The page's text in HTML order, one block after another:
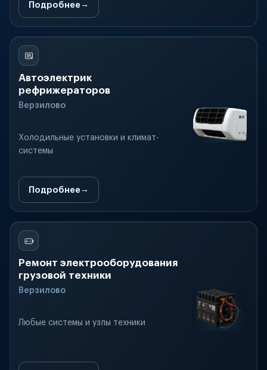
Подробнее
Автоэлектрик
рефрижераторов
Верзилово
Холодильные установки и климат-
системы
Подробнее
Ремонт электрооборудования
грузовой техники
Верзилово
Любые системы и узлы техники